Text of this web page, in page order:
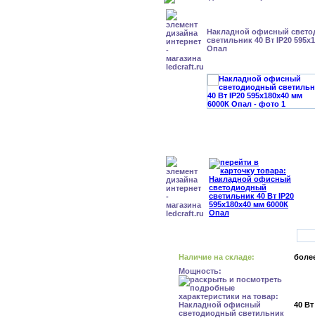
Накладной офисный
светильник 40 Вт IP20
Опал
Наличие на складе:
Мощность:
40 Вт